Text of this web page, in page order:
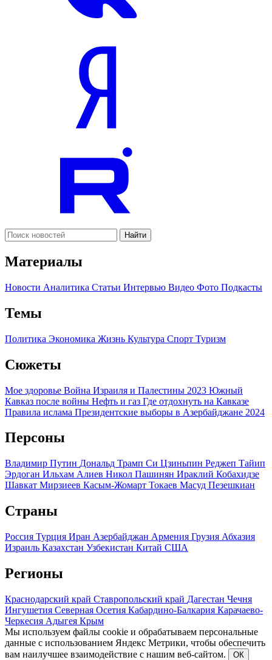
Найти
Материалы
Новости Аналитика Статьи Интервью Видео Фото Подкасты
Темы
Политика Экономика Жизнь Культура Спорт Туризм
Сюжеты
Мое здоровье Война Израиля и Палестины 2023 Южный
Кавказ после войны Нефть и газ Где отдохнуть на Кавказе
Правила ислама Президентские выборы в Азербайджане 2024
Персоны
Владимир Путин Дональд Трамп Си Цзиньпин Реджеп Тайип
Эрдоган Ильхам Алиев Никол Пашинян Ираклий Кобахидзе
Шавкат Мирзиеев Касым-Жомарт Токаев Масуд Пезешкиан
Страны
Россия Турция Иран Азербайджан Армения Грузия Абхазия
Израиль Казахстан Узбекистан Китай США
Регионы
Краснодарский край Ставропольский край Дагестан Чечня
Ингушетия Северная Осетия Кабардино-Балкария Карачаево-
Черкесия Адыгея Крым
Мы используем файлы cookie и обрабатываем персональные
данные с использованием Яндекс Метрики, чтобы обеспечить
вам наилучшее взаимодействие с нашим веб-сайтом.
ОК